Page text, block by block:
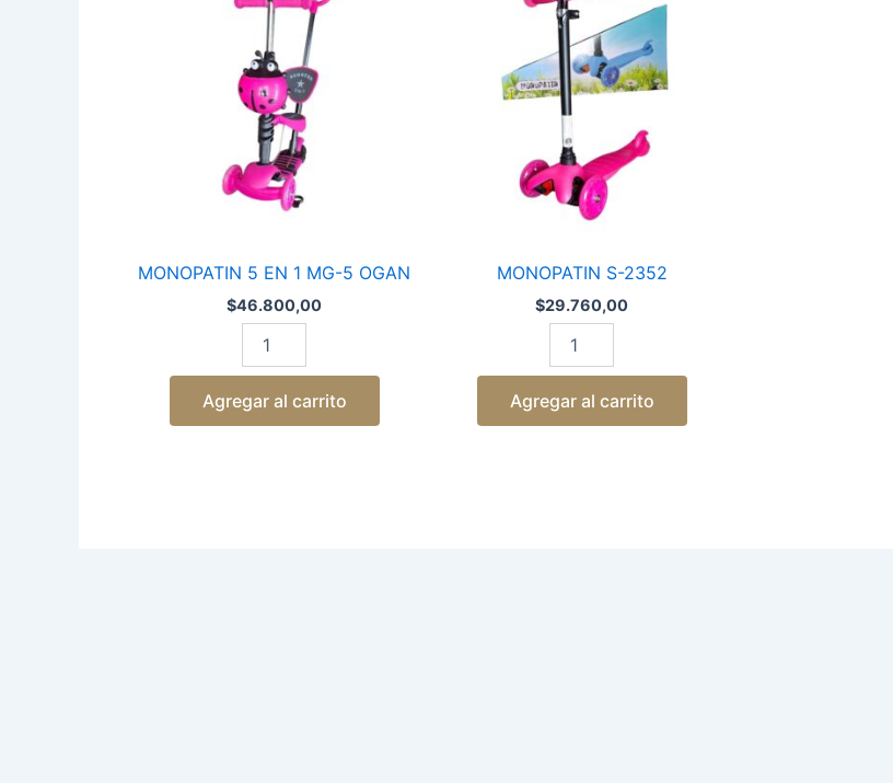
MONOPATIN 5 EN 1 MG-5 OGAN
$46.800,00
EN
MG-
5
OGAN
cantidad
Agregar al carrito
MONOPATIN S-2352
$29.760,00
2352
cantidad
Agregar al carrito